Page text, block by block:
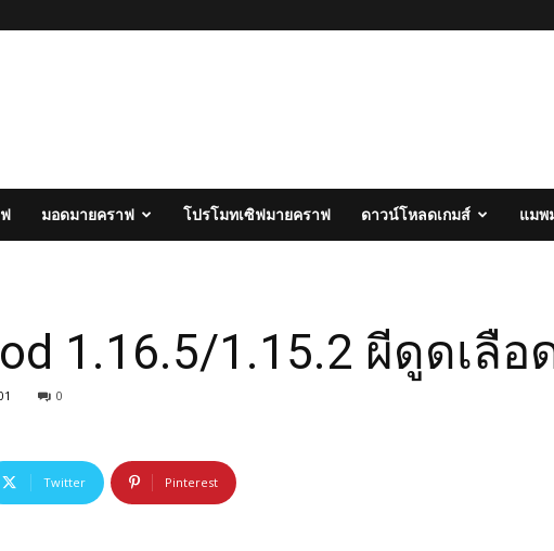
มอดมายคราฟ โปรโมทเซิฟมายคราฟ ดาวน์โหลดเกมส์ แมพ
1.16.5/1.15.2 ผีดูดเลือ
0
Twitter Pinterest